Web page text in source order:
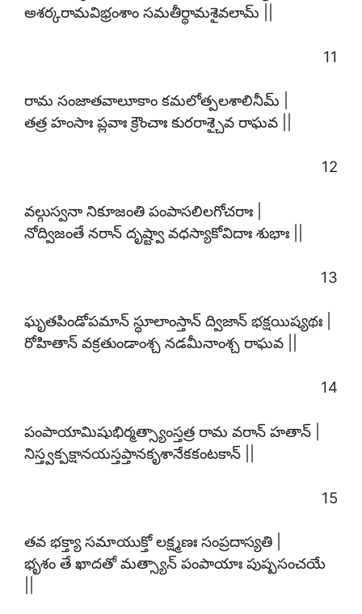
అశర్కరామవిభ్రంశాం సమతీర్థామశైవలామ్ ||
11
రామ సంజాతవాలూకాం కమలోత్పలశాలినీమ్ |
తత్ర హంసాః ప్లవాః క్రౌంచాః కురరాశ్చైవ రాఘవ ||
12
వల్గుస్వనా నికూజంతి పంపాసలిలగోచరాః |
నోద్విజంతే నరాన్ దృష్ట్వా వధస్యాకోవిదాః శుభాః ||
13
ఘృతపిండోపమాన్ స్థూలాంస్తాన్ ద్విజాన్ భక్షయిష్యథః |
రోహితాన్ వక్రతుండాంశ్చ నడమీనాంశ్చ రాఘవ ||
14
పంపాయామిషుభిర్మత్స్యాంస్తత్ర రామ వరాన్ హతాన్ |
నిస్త్వక్పక్షానయస్తప్తానకృశానేకకంటకాన్ ||
15
తవ భక్త్యా సమాయుక్తో లక్ష్మణః సంప్రదాస్యతి |
భృశం తే ఖాదతో మత్స్యాన్ పంపాయాః పుష్పసంచయే